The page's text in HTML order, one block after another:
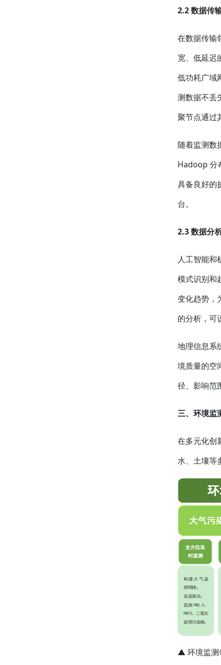
2.2 数据传
在数据传输
宽、低延迟
低功耗广域
测数据不丢
聚节点通过
随着监测数
Hadoop 分
具备良好的
台。
2.3 数据分
人工智能和
模式识别和
变化趋势，
的分析，可
地理信息系
境质量的空
径、影响范
三、环境监
在多元化创
水、土壤等
▲ 环境监测